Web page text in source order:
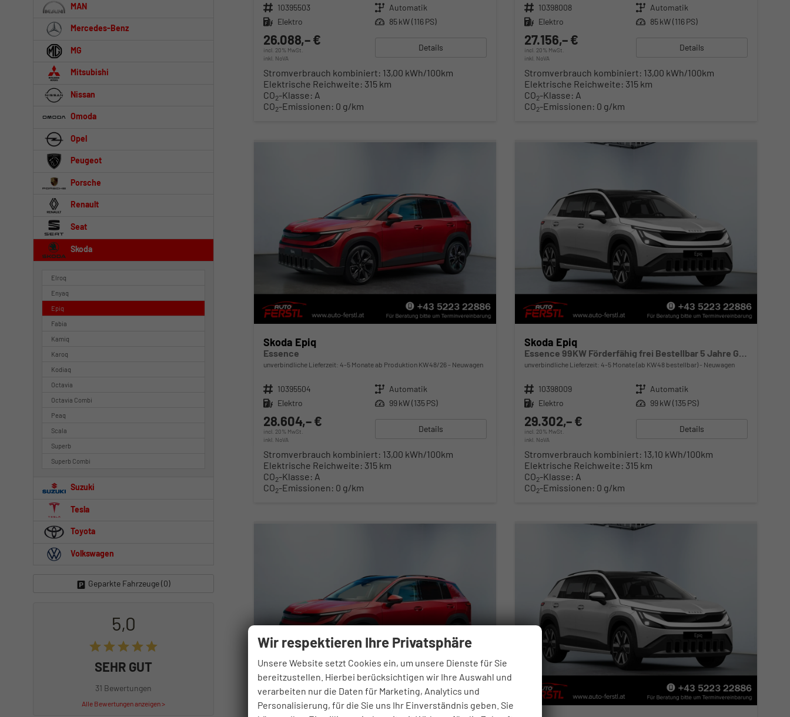
Fahrzeugnr. 10395503 Getriebe Automatik
Kraftstoff Elektro Leistung 85 kW (116 PS)
26.088,– €
incl. 20% MwSt.
inkl. NoVA
Details
Stromverbrauch kombiniert: 13,00 kWh/100km
Elektrische Reichweite: 315 km
CO2-Klasse: A
CO2-Emissionen: 0 g/km
Fahrzeugnr. 10398008 Getriebe Automatik
Kraftstoff Elektro Leistung 85 kW (116 PS)
27.156,– €
incl. 20% MwSt.
inkl. NoVA
Details
Stromverbrauch kombiniert: 13,00 kWh/100km
Elektrische Reichweite: 315 km
CO2-Klasse: A
CO2-Emissionen: 0 g/km
Skoda Epiq
Essence
unverbindliche Lieferzeit: 4-5 Monate ab Produktion KW48/26 Neuwagen
Fahrzeugnr. 10395504 Getriebe Automatik
Kraftstoff Elektro Leistung 99 kW (135 PS)
28.604,– €
incl. 20% MwSt.
inkl. NoVA
Details
Stromverbrauch kombiniert: 13,00 kWh/100km
Elektrische Reichweite: 315 km
CO2-Klasse: A
CO2-Emissionen: 0 g/km
Skoda Epiq
Essence 99KW Förderfähig frei Bestellbar 5 Jahre Garantie
unverbindliche Lieferzeit: 4-5 Monate (ab KW48 bestellbar) Neuwagen
Fahrzeugnr. 10398009 Getriebe Automatik
Kraftstoff Elektro Leistung 99 kW (135 PS)
29.302,– €
incl. 20% MwSt.
inkl. NoVA
Details
Stromverbrauch kombiniert: 13,10 kWh/100km
Elektrische Reichweite: 315 km
CO2-Klasse: A
CO2-Emissionen: 0 g/km
MAN
Mercedes-Benz
MG
Mitsubishi
Nissan
Omoda
Opel
Peugeot
Porsche
Renault
Seat
Skoda
Elroq
Enyaq
Epiq
Fabia
Kamiq
Karoq
Kodiaq
Octavia
Octavia Combi
Peaq
Scala
Superb
Superb Combi
Suzuki
Tesla
Toyota
Volkswagen
Geparkte Fahrzeuge (0)
5,0
SEHR GUT
31 Bewertungen
Alle Bewertungen anzeigen >
Wir respektieren Ihre Privatsphäre
Unsere Website setzt Cookies ein, um unsere Dienste für Sie
bereitzustellen. Hierbei berücksichtigen wir Ihre Auswahl und
verarbeiten nur die Daten für Marketing, Analytics und
Personalisierung, für die Sie uns Ihr Einverständnis geben. Sie